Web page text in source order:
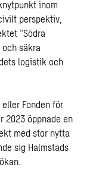
inom
perspektiv,
”Södra
säkra
logistik och
Fonden för
2023 öppnade en
med stor nytta
sig Halmstads